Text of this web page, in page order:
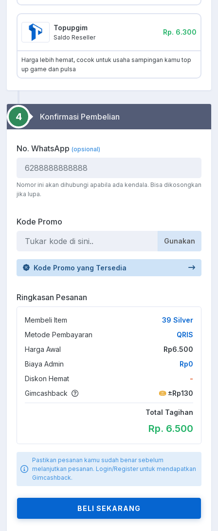
Topupgim
Saldo Reseller
Rp. 6.300
Harga lebih hemat, cocok untuk usaha sampingan kamu top
up game dan pulsa
4 Konfirmasi Pembelian
No. WhatsApp (opsional)
Nomor ini akan dihubungi apabila ada kendala. Bisa dikosongkan
jika lupa.
Kode Promo
Gunakan
Kode Promo yang Tersedia
Ringkasan Pesanan
Membeli Item
39 Silver
Metode Pembayaran
QRIS
Harga Awal
Rp6.500
Biaya Admin
Rp0
Diskon Hemat
-
Gimcashback
±Rp130
Total Tagihan
Rp. 6.500
Pastikan pesanan kamu sudah benar sebelum
melanjutkan pesanan. Login/Register untuk mendapatkan
Gimcashback.
BELI SEKARANG